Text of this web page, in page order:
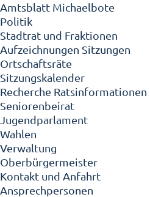
Amtsblatt Michaelbote
Politik
Stadtrat und Fraktionen
Aufzeichnungen Sitzungen
Ortschaftsräte
Sitzungskalender
Recherche Ratsinformationen
Seniorenbeirat
Jugendparlament
Wahlen
Verwaltung
Oberbürgermeister
Kontakt und Anfahrt
Ansprechpersonen